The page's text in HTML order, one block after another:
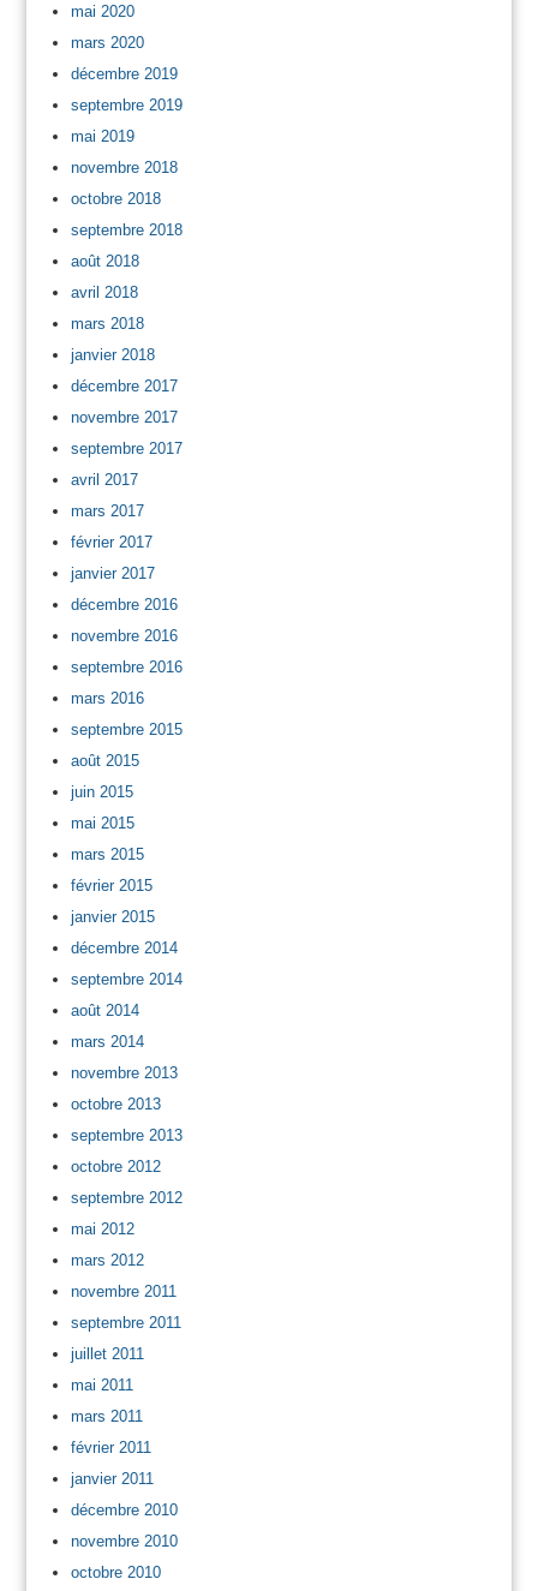
mai 2020
mars 2020
décembre 2019
septembre 2019
mai 2019
novembre 2018
octobre 2018
septembre 2018
août 2018
avril 2018
mars 2018
janvier 2018
décembre 2017
novembre 2017
septembre 2017
avril 2017
mars 2017
février 2017
janvier 2017
décembre 2016
novembre 2016
septembre 2016
mars 2016
septembre 2015
août 2015
juin 2015
mai 2015
mars 2015
février 2015
janvier 2015
décembre 2014
septembre 2014
août 2014
mars 2014
novembre 2013
octobre 2013
septembre 2013
octobre 2012
septembre 2012
mai 2012
mars 2012
novembre 2011
septembre 2011
juillet 2011
mai 2011
mars 2011
février 2011
janvier 2011
décembre 2010
novembre 2010
octobre 2010